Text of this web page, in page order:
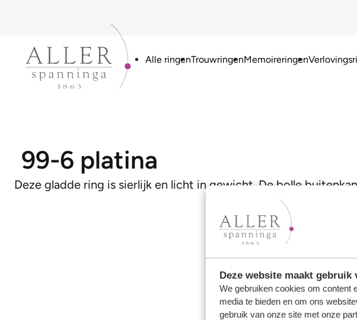
Deze website maakt gebruik
We gebruiken cookies om content
media te bieden en om ons
gebruik van onze site met onze
Alle ringenTrouwringenMemoireringen
99-6 platina
Deze gladde ring is sierlijk en licht in gewicht. De bolle